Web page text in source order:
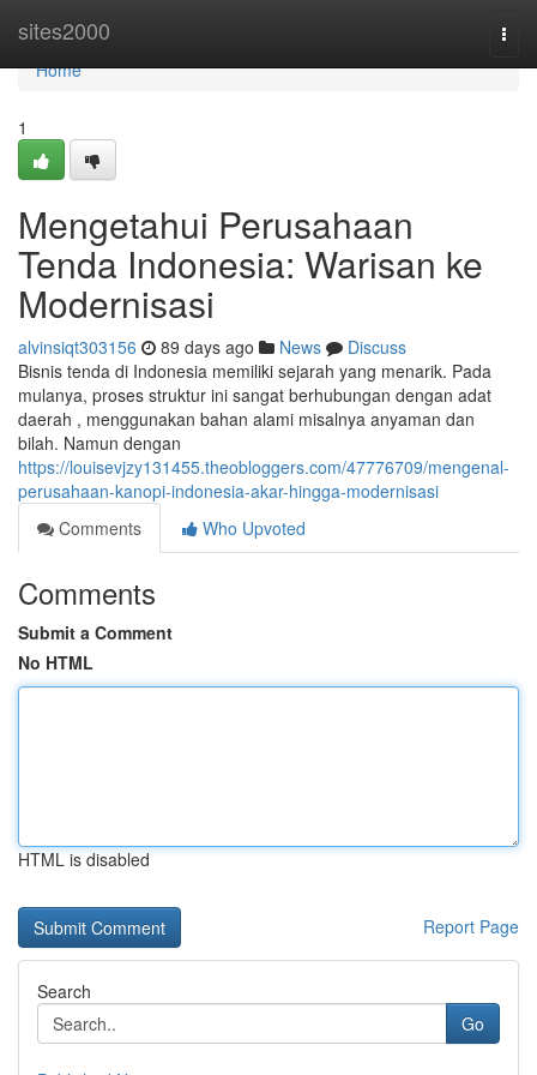
sites2000
Home
Home
1
Mengetahui Perusahaan
Tenda Indonesia: Warisan ke
Modernisasi
alvinsiqt303156 89 days ago News
Discuss
Bisnis tenda di Indonesia memiliki sejarah yang menarik. Pada
mulanya, proses struktur ini sangat berhubungan dengan adat
daerah , menggunakan bahan alami misalnya anyaman dan
bilah. Namun dengan
https://louisevjzy131455.theobloggers.com/47776709/mengenal-
perusahaan-kanopi-indonesia-akar-hingga-modernisasi
Comments
Who Upvoted
Comments
Submit a Comment
No HTML
HTML is disabled
Report Page
Search
Go